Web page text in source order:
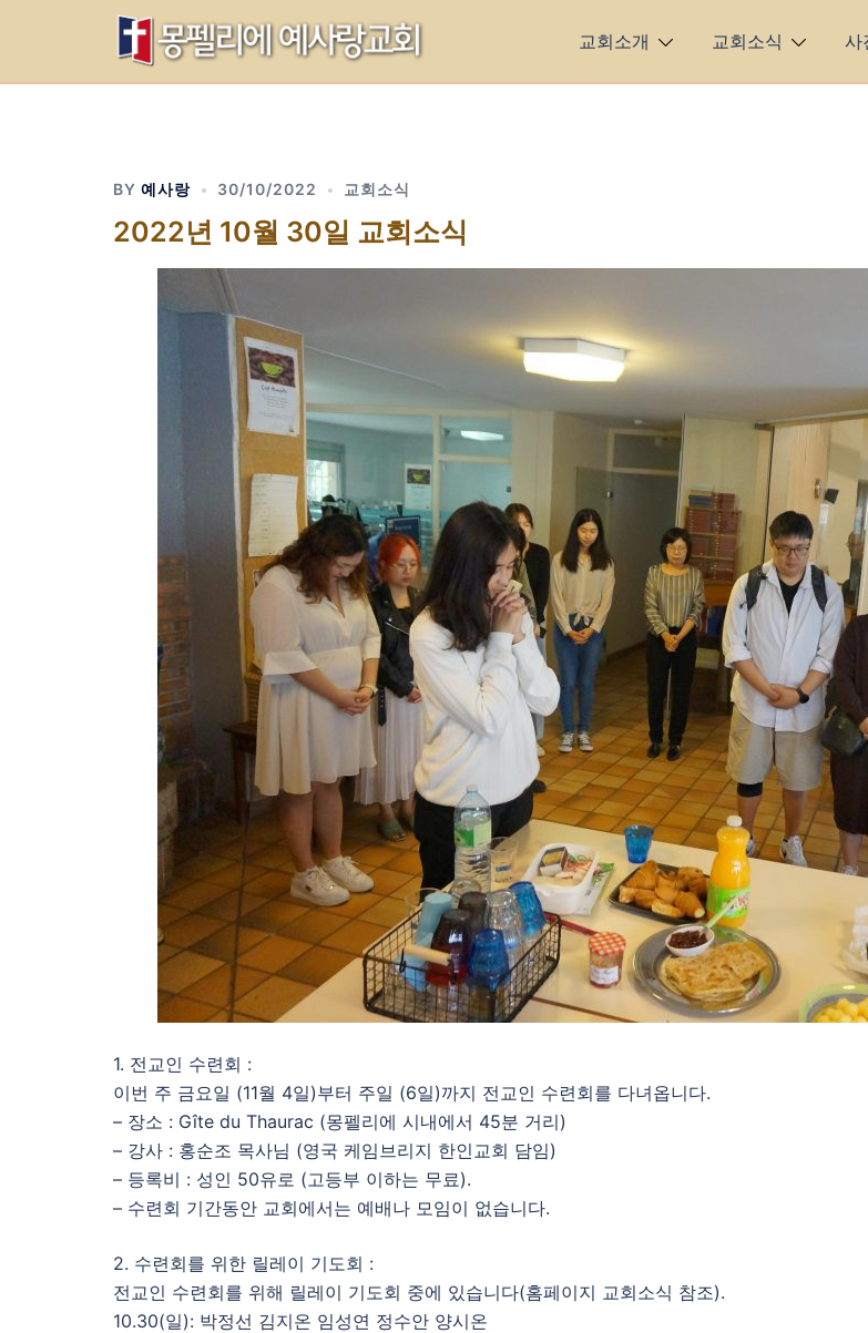
교회소개 교회소식 사
BY 예사랑 30/10/2022 교회소식
2022년 10월 30일 교회소식
1. 전교인 수련회 :
이번 주 금요일 (11월 4일)부터 주일 (6일)까지 전교인 수련회를 다녀옵니다.
– 장소 : Gîte du Thaurac (몽펠리에 시내에서 45분 거리)
– 강사 : 홍순조 목사님 (영국 케임브리지 한인교회 담임)
– 등록비 : 성인 50유로 (고등부 이하는 무료).
– 수련회 기간동안 교회에서는 예배나 모임이 없습니다.
2. 수련회를 위한 릴레이 기도회 :
전교인 수련회를 위해 릴레이 기도회 중에 있습니다(홈페이지 교회소식 참조).
10.30(일): 박정선 김지온 임성연 정수안 양시온